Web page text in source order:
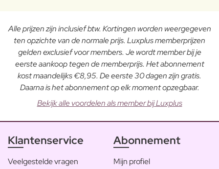
Alle prijzen zijn inclusief btw. Kortingen worden weergegeven
ten opzichte van de normale prijs. Luxplus memberprijzen
gelden exclusief voor members. Je wordt member bij je
eerste aankoop tegen de memberprijs. Het abonnement
kost maandelijks €8,95. De eerste 30 dagen zijn gratis.
Daarna is het abonnement op elk moment opzegbaar.
Bekijk alle voordelen als member bij Luxplus
Klantenservice
Veelgestelde vragen
Abonnement
Mijn profiel